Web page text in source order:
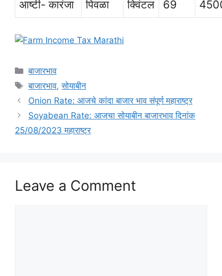
आष्टी- कारंजा पिवळा क्विंटल 69
Categories
बाजारभाव
Tags
बाजारभाव,सोयाबीन
Onion Rate: आजचे कांदा बाजार भाव संपूर्ण महाराष्ट्र
Soyabean Rate: आजचा सोयाबीन बाजारभाव दिनांक
25/08/2023 महाराष्ट्र
Leave a Comment